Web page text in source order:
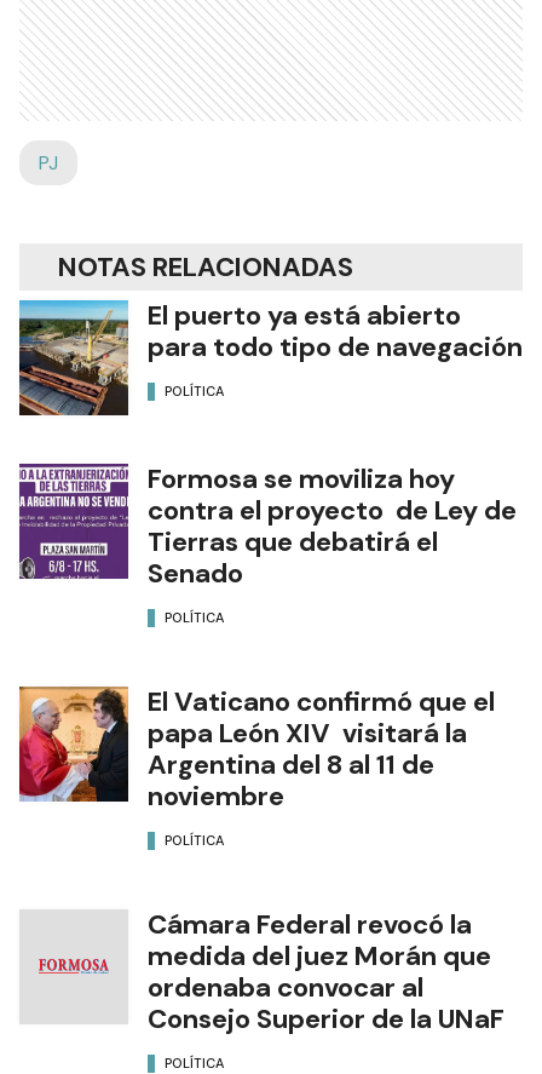
PJ
NOTAS RELACIONADAS
El puerto ya está abierto
para todo tipo de navegación
POLÍTICA
Formosa se moviliza hoy
contra el proyecto de Ley de
Tierras que debatirá el
Senado
POLÍTICA
El Vaticano confirmó que el
papa León XIV visitará la
Argentina del 8 al 11 de
noviembre
POLÍTICA
Cámara Federal revocó la
medida del juez Morán que
ordenaba convocar al
Consejo Superior de la UNaF
POLÍTICA